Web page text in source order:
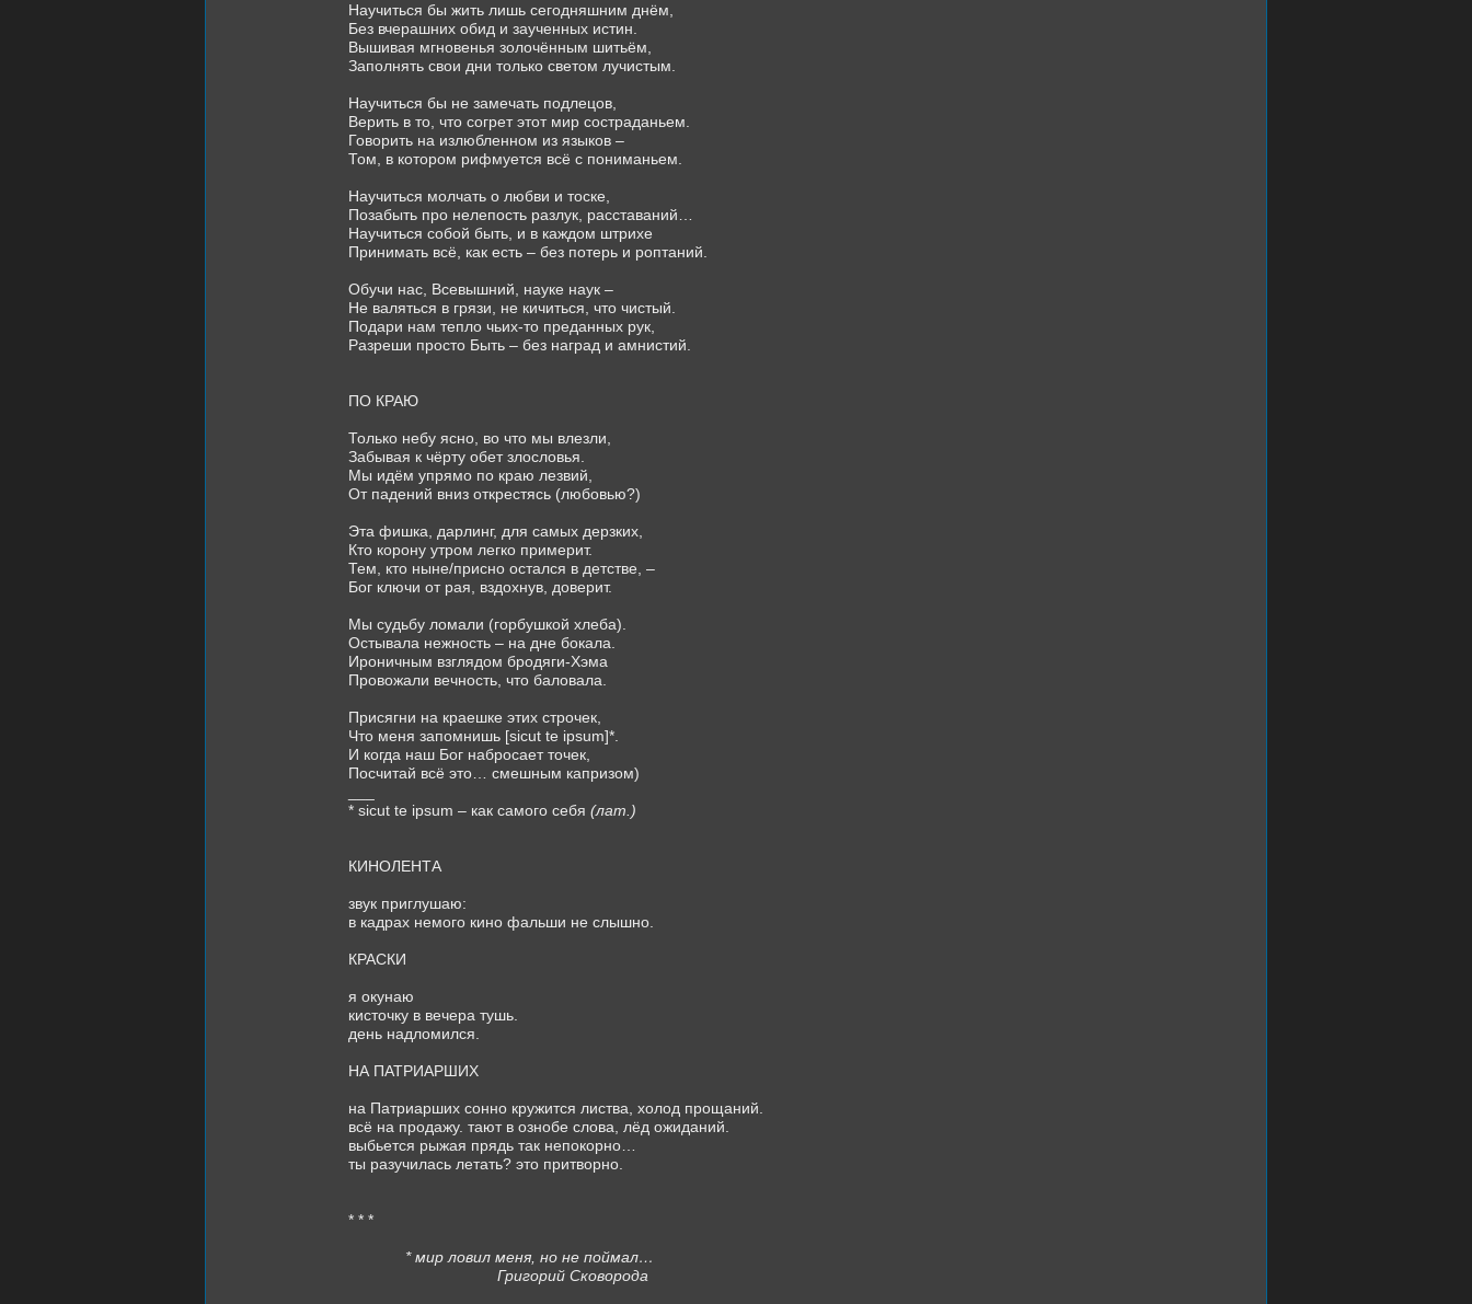
Научиться бы жить лишь сегодняшним днём,
Без вчерашних обид и заученных истин.
Вышивая мгновенья золочённым шитьём,
Заполнять свои дни только светом лучистым.
Научиться бы не замечать подлецов,
Верить в то, что согрет этот мир состраданьем.
Говорить на излюбленном из языков –
Том, в котором рифмуется всё с пониманьем.
Научиться молчать о любви и тоске,
Позабыть про нелепость разлук, расставаний…
Научиться собой быть, и в каждом штрихе
Принимать всё, как есть – без потерь и роптаний.
Обучи нас, Всевышний, науке наук –
Не валяться в грязи, не кичиться, что чистый.
Подари нам тепло чьих-то преданных рук,
Разреши просто Быть – без наград и амнистий.
ПО КРАЮ
Только небу ясно, во что мы влезли,
Забывая к чёрту обет злословья.
Мы идём упрямо по краю лезвий,
От падений вниз открестясь (любовью?)
Эта фишка, дарлинг, для самых дерзких,
Кто корону утром легко примерит.
Тем, кто ныне/присно остался в детстве, –
Бог ключи от рая, вздохнув, доверит.
Мы судьбу ломали (горбушкой хлеба).
Остывала нежность – на дне бокала.
Ироничным взглядом бродяги-Хэма
Провожали вечность, что баловала.
Присягни на краешке этих строчек,
Что меня запомнишь [sicut te ipsum]*.
И когда наш Бог набросает точек,
Посчитай всё это… смешным капризом)
* sicut te ipsum – как самого себя (лат.)
КИНОЛЕНТА
звук приглушаю:
в кадрах немого кино фальши не слышно.
КРАСКИ
я окунаю
кисточку в вечера тушь.
день надломился.
НА ПАТРИАРШИХ
на Патриарших сонно кружится листва, холод прощаний.
всё на продажу. тают в ознобе слова, лёд ожиданий.
выбьется рыжая прядь так непокорно…
ты разучилась летать? это притворно.
* * *
* мир ловил меня, но не поймал…
Григорий Сковорода